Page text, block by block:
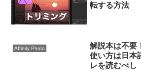
転する方法
Affinity Photo
解説本は不
使い方は日本
レを読むべし